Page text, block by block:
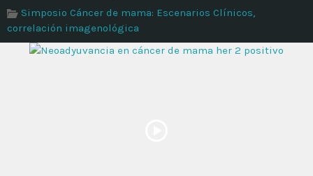
Simposio Cáncer de mama: Escenarios Clínicos,
correlación imagenológica